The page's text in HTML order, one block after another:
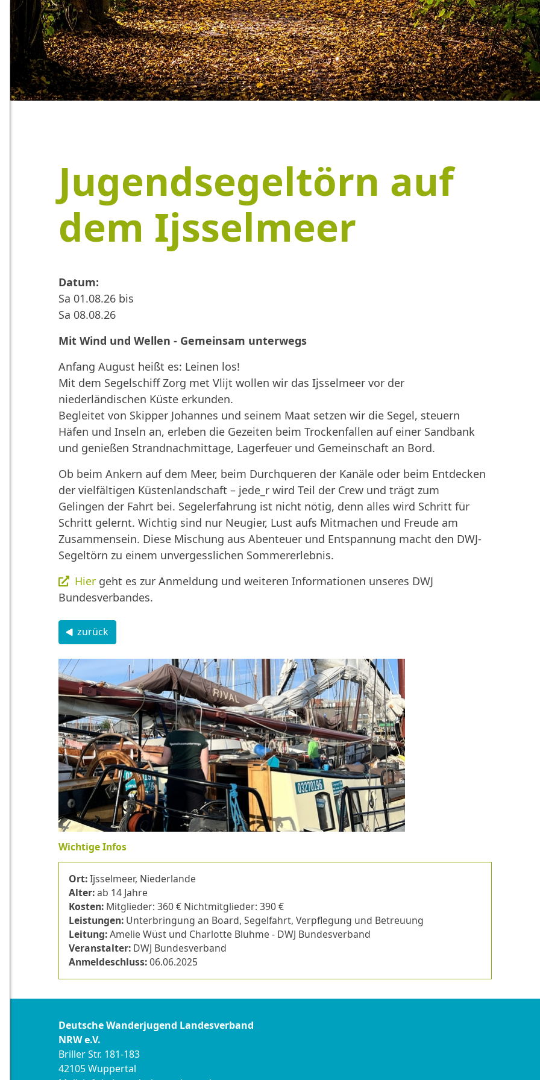
Jugendsegeltörn auf
dem Ijsselmeer
Datum:
Sa 01.08.26 bis
Sa 08.08.26
Mit Wind und Wellen - Gemeinsam unterwegs
Anfang August heißt es: Leinen los!
Mit dem Segelschiff Zorg met Vlijt wollen wir das Ijsselmeer vor der
niederländischen Küste erkunden.
Begleitet von Skipper Johannes und seinem Maat setzen wir die Segel, steuern
Häfen und Inseln an, erleben die Gezeiten beim Trockenfallen auf einer Sandbank
und genießen Strandnachmittage, Lagerfeuer und Gemeinschaft an Bord.
Ob beim Ankern auf dem Meer, beim Durchqueren der Kanäle oder beim Entdecken
der vielfältigen Küstenlandschaft – jede_r wird Teil der Crew und trägt zum
Gelingen der Fahrt bei. Segelerfahrung ist nicht nötig, denn alles wird Schritt für
Schritt gelernt. Wichtig sind nur Neugier, Lust aufs Mitmachen und Freude am
Zusammensein. Diese Mischung aus Abenteuer und Entspannung macht den DWJ-
Segeltörn zu einem unvergesslichen Sommererlebnis.
Hiergeht es zur Anmeldung und weiteren Informationen unseres DWJ
Bundesverbandes.
zurück
Wichtige Infos
Ort:Ijsselmeer, Niederlande
Alter:ab 14 Jahre
Kosten:Mitglieder: 360 € Nichtmitglieder: 390 €
Leistungen:Unterbringung an Board, Segelfahrt, Verpflegung und Betreuung
Leitung:Amelie Wüst und Charlotte Bluhme - DWJ Bundesverband
Veranstalter:DWJ Bundesverband
Anmeldeschluss:06.06.2025
Deutsche Wanderjugend Landesverband
NRW e.V.
Briller Str. 181-183
42105 Wuppertal